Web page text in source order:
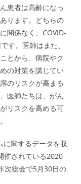
患者は高齢になっ
ります。どちらの
関係なく、COVID-
す。医師はまた、
とから、病院やク
の対策を講じてい
のリスクが高まる
医師たちは、がん
リスクを高める可
に関するデータを収
催されている2020
次総会で5月30日の